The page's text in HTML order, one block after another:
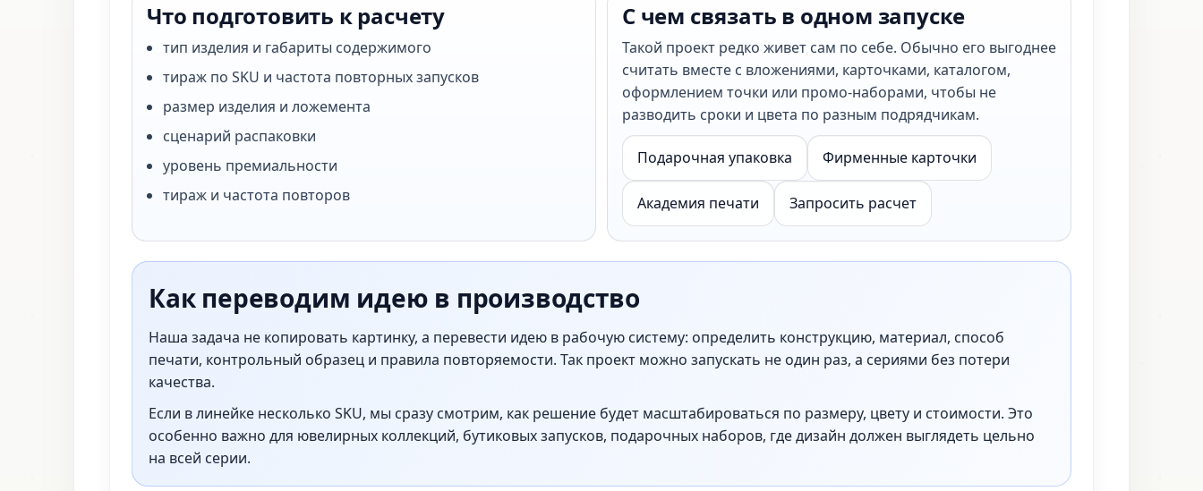
Что подготовить к расчету
тип изделия и габариты содержимого
тираж по SKU и частота повторных запусков
размер изделия и ложемента
сценарий распаковки
уровень премиальности
тираж и частота повторов
С чем связать в одном запуске
Такой проект редко живет сам по себе. Обычно его выгоднее
считать вместе с вложениями, карточками, каталогом,
оформлением точки или промо-наборами, чтобы не
разводить сроки и цвета по разным подрядчикам.
Подарочная упаковка Фирменные карточки
Академия печати Запросить расчет
Как переводим идею в производство
Наша задача не копировать картинку, а перевести идею в рабочую систему: определить конструкцию, материал, способ
печати, контрольный образец и правила повторяемости. Так проект можно запускать не один раз, а сериями без потери
качества.
Если в линейке несколько SKU, мы сразу смотрим, как решение будет масштабироваться по размеру, цвету и стоимости. Это
особенно важно для ювелирных коллекций, бутиковых запусков, подарочных наборов, где дизайн должен выглядеть цельно
на всей серии.